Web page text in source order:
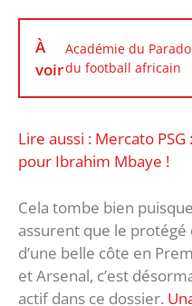
À
voir
Académie du
du football africain
Lire aussi : Mercato
pour Ibrahim Mbaye !
Cela tombe bien
assurent que le protégé
d’une belle côte en
et Arsenal, c’est
actif dans ce dossier.